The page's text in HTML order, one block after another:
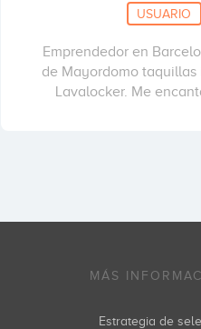
USUARIO
Emprendedor en
de Mayordomo
Lavalocker. Me
MÁS
Estrategia de